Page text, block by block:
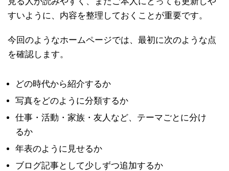
すいように、内容を整理しておくことが重要です。
今回のようなホームページでは、最初に次のような点
を確認します。
どの時代から紹介するか
写真をどのように分類するか
仕事・活動・家族・友人など、テーマごとに分け
るか
年表のように見せるか
ブログ記事として少しずつ追加するか